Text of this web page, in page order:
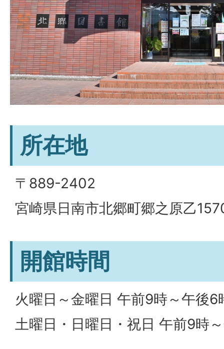
所在地
〒889-2402
宮崎県日南市北郷町郷之原乙
開館時間
火曜日～金曜日 午前9時～午後6
土曜日・日曜日・祝日 午前9時